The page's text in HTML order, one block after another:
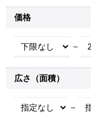
価格
～
広さ（面積）
～